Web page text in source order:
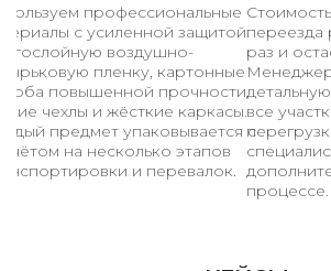
профессиональные
с усиленной защитой:
воздушно-
пленку, картонные
повышенной прочности,
чехлы и жёсткие каркасы.
предмет упаковывается с
на несколько этапов
и перевалок.
переезда
раз и
все
процессе.